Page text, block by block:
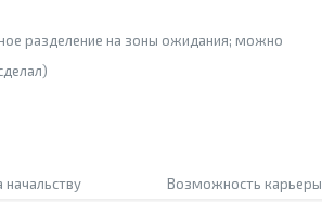
разделение на зоны ожидания; можно
начальству Возможность карьеры